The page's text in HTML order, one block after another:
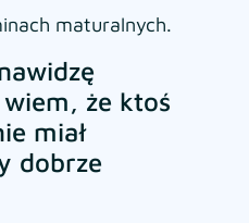
maturalnych.
że ktoś
miał
dobrze